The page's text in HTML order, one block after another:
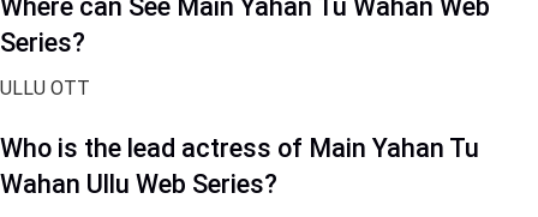
Where can See Main Yahan Tu Wahan Web
Series?
ULLU OTT
Who is the lead actress of Main Yahan Tu
Wahan Ullu Web Series?